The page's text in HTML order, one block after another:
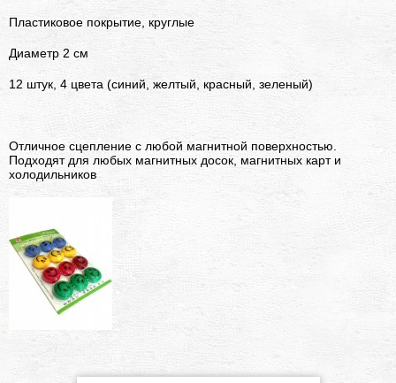
Пластиковое покрытие, круглые
Диаметр 2 см
12 штук, 4 цвета (синий, желтый, красный, зеленый)
Отличное сцепление с любой магнитной поверхностью.
Подходят для любых магнитных досок, магнитных карт и
холодильников